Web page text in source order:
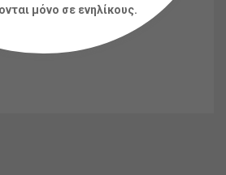
μόνο σε ενηλίκους.